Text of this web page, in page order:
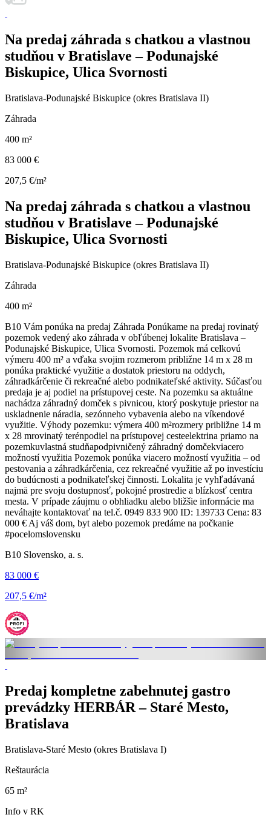
Na predaj záhrada s chatkou a vlastnou
studňou v Bratislave – Podunajské
Biskupice, Ulica Svornosti
Bratislava-Podunajské Biskupice (okres Bratislava II)
Záhrada
400 m²
83 000 €
207,5 €/m²
Na predaj záhrada s chatkou a vlastnou
studňou v Bratislave – Podunajské
Biskupice, Ulica Svornosti
Bratislava-Podunajské Biskupice (okres Bratislava II)
Záhrada
400 m²
B10 Vám ponúka na predaj Záhrada Ponúkame na predaj rovinatý
pozemok vedený ako záhrada v obľúbenej lokalite Bratislava –
Podunajské Biskupice, Ulica Svornosti. Pozemok má celkovú
výmeru 400 m² a vďaka svojim rozmerom približne 14 m x 28 m
ponúka praktické využitie a dostatok priestoru na oddych,
záhradkárčenie či rekreačné alebo podnikateľské aktivity. Súčasťou
predaja je aj podiel na prístupovej ceste. Na pozemku sa aktuálne
nachádza záhradný domček s pivnicou, ktorý poskytuje priestor na
uskladnenie náradia, sezónneho vybavenia alebo na víkendové
využitie. Výhody pozemku: výmera 400 m²rozmery približne 14 m
x 28 mrovinatý terénpodiel na prístupovej cesteelektrina priamo na
pozemkuvlastná studňapodpivničený záhradný domčekviacero
možností využitia Pozemok ponúka viacero možností využitia – od
pestovania a záhradkárčenia, cez rekreačné využitie až po investíciu
do budúcnosti a podnikateľskej činnosti. Lokalita je vyhľadávaná
najmä pre svoju dostupnosť, pokojné prostredie a blízkosť centra
mesta. V prípade záujmu o obhliadku alebo bližšie informácie ma
neváhajte kontaktovať na tel.č. 0949 833 900 ID: 139733 Cena: 83
000 € Aj váš dom, byt alebo pozemok predáme na počkanie
#pocelomslovensku
B10 Slovensko, a. s.
83 000 €
207,5 €/m²
Predaj kompletne zabehnutej gastro
prevádzky HERBÁR – Staré Mesto,
Bratislava
Bratislava-Staré Mesto (okres Bratislava I)
Reštaurácia
65 m²
Info v RK